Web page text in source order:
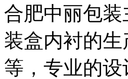
合肥中丽包
装盒内衬的
等，专业的设